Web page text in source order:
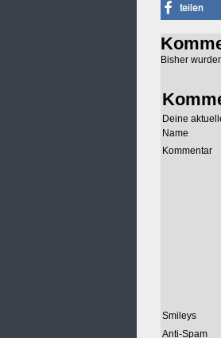
Bisher
Deine
Name
Kommentar
Smileys
Anti-Spam